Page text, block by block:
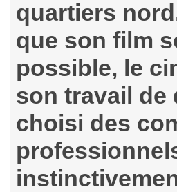
quartiers
que son film
possible, le
son travail de
choisi des